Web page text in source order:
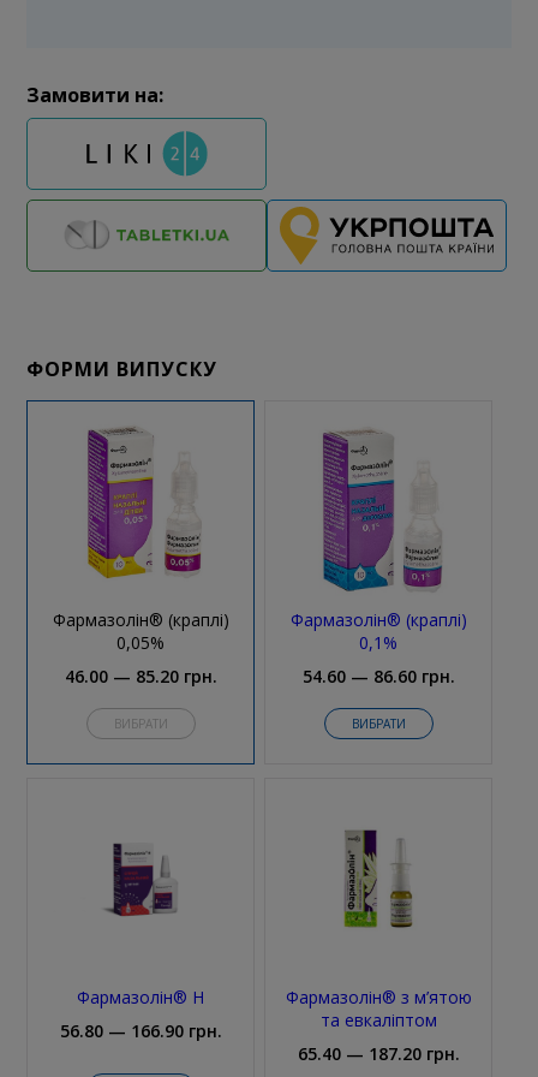
Замовити на:
ФОРМИ ВИПУСКУ
Фармазолін® (краплі)
0,05%
46.00 — 85.20 грн.
ВИБРАТИ
Фармазолін® (краплі)
0,1%
54.60 — 86.60 грн.
ВИБРАТИ
Фармазолін® H
56.80 — 166.90 грн.
Фармазолін® з м’ятою
та евкаліптом
65.40 — 187.20 грн.